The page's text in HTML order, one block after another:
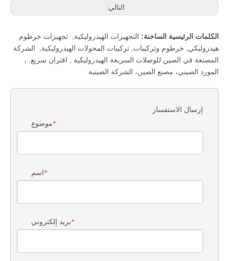
التالي:
الكلمات الرئيسية الساخنة: التجهيزات الهيدروليكية
تجهيزات خرطوم
هيدروليكي
خرطوم وتركيبات تركيبات المحولات الهيدروليكية
الشركة
المصنعة في الصين للوصلات السريعة الهيدروليكية
اقتران سريع
،
المورد الصيني، مصنع الصين، الشركة الصينية
إرسال الاستفسار
*موضوع
*اسم
*بريد إلكتروني